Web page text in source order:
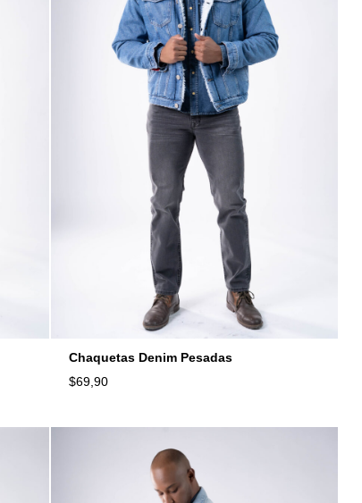
Chaquetas Denim Pesadas
$69,90